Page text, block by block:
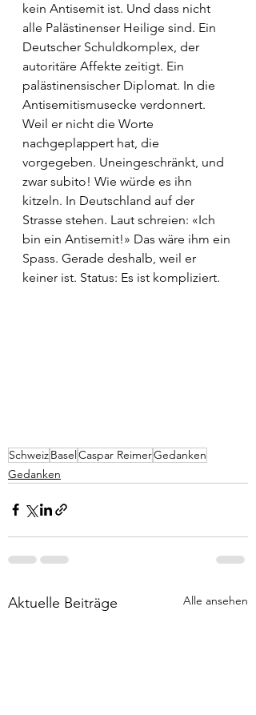
kein Antisemit ist. Und dass nicht
alle Palästinenser Heilige sind. Ein
Deutscher Schuldkomplex, der
autoritäre Affekte zeitigt. Ein
palästinensischer Diplomat. In die
Antisemitismusecke verdonnert.
Weil er nicht die Worte
nachgeplappert hat, die
vorgegeben. Uneingeschränkt, und
zwar subito! Wie würde es ihn
kitzeln. In Deutschland auf der
Strasse stehen. Laut schreien: «Ich
bin ein Antisemit!» Das wäre ihm ein
Spass. Gerade deshalb, weil er
keiner ist. Status: Es ist kompliziert.
SchweizBaselCaspar ReimerGedanken
Gedanken
Aktuelle Beiträge Alle ansehen